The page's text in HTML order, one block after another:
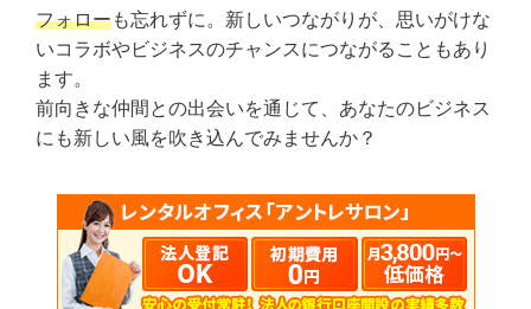
フォローも忘れずに。新しいつながりが、思いがけな
いコラボやビジネスのチャンスにつながることもあり
ます。
前向きな仲間との出会いを通じて、あなたのビジネス
にも新しい風を吹き込んでみませんか？